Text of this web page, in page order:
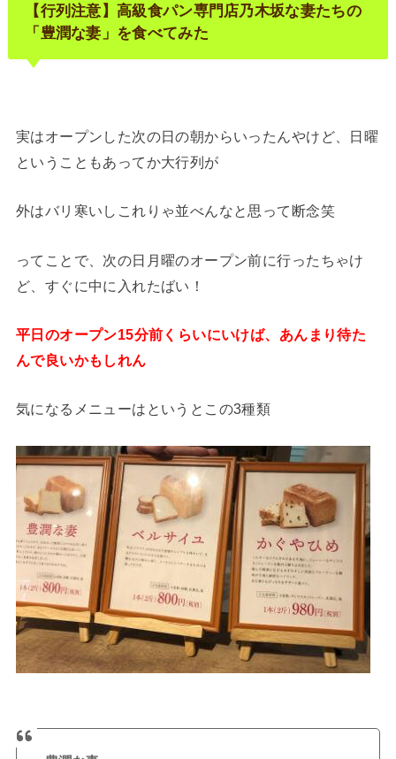
【行列注意】高級食パン専門店乃木坂な妻たちの
「豊潤な妻」を食べてみた
実はオープンした次の日の朝からいったんやけど、日曜
ということもあってか大行列が
外はバリ寒いしこれりゃ並べんなと思って断念笑
ってことで、次の日月曜のオープン前に行ったちゃけ
ど、すぐに中に入れたばい！
平日のオープン15分前くらいにいけば、あんまり待た
んで良いかもしれん
気になるメニューはというとこの3種類